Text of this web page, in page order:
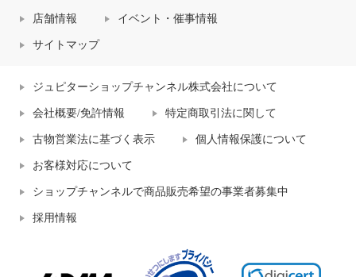
店舗情報 イベント・催事情報
サイトマップ
ジュピターショップチャンネル株式会社について
会社概要/免許情報 特定商取引法に関して
古物営業法に基づく表示 個人情報保護について
お客様対応について
ショップチャンネルで商品販売希望の事業者募集中
採用情報